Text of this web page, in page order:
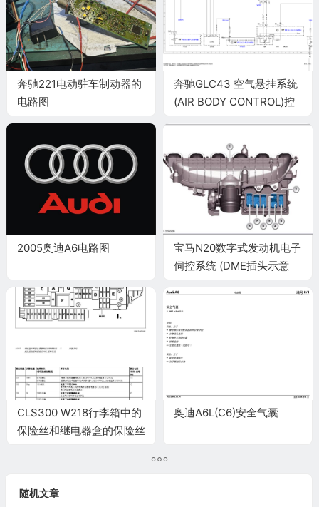
奔驰221电动驻车制动器的
电路图
奔驰GLC43 空气悬挂系统
(AIR BODY CONTROL)控
2005奥迪A6电路图
宝马N20数字式发动机电子
伺控系统 (DME插头示意
CLS300 W218行李箱中的
保险丝和继电器盒的保险丝
奥迪A6L(C6)安全气囊
随机文章